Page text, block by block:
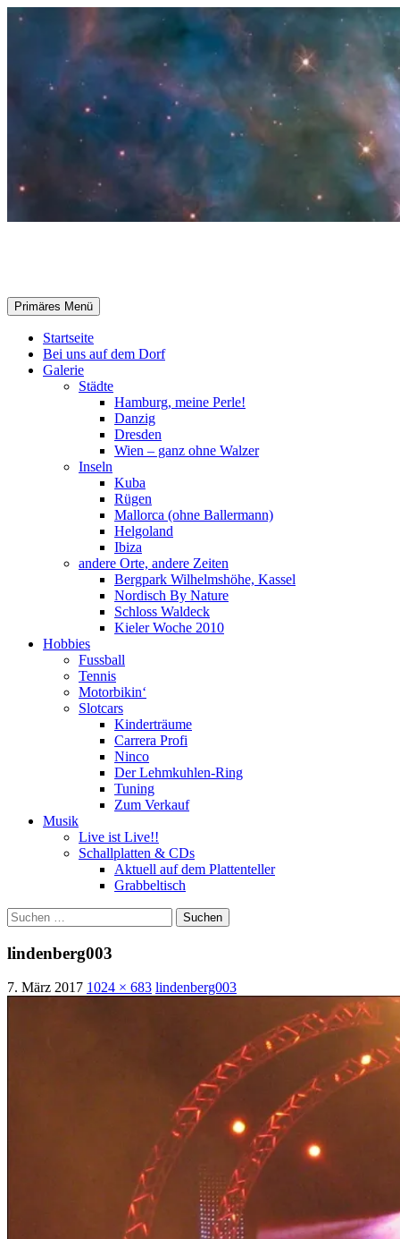
Zum
Suchen
Primäres Menü
Startseite
Bei uns auf dem Dorf
Galerie
Städte
Hamburg, meine Perle!
Danzig
Dresden
Wien – ganz ohne Walzer
Inseln
Kuba
Rügen
Mallorca (ohne Ballermann)
Helgoland
Ibiza
andere Orte, andere Zeiten
Bergpark Wilhelmshöhe, Kassel
Nordisch By Nature
Schloss Waldeck
Kieler Woche 2010
Hobbies
Fussball
Tennis
Motorbikin‘
Slotcars
Kinderträume
Carrera Profi
Ninco
Der Lehmkuhlen-Ring
Tuning
Zum Verkauf
Musik
Live ist Live!!
Schallplatten & CDs
Aktuell auf dem Plattenteller
Grabbeltisch
Suchen
nach:
lindenberg003
7. März 2017 1024 × 683 lindenberg003